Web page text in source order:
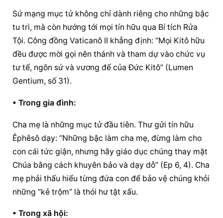
Sứ mạng mục tử không chỉ dành riêng cho những bậc
tu trì, mà còn hướng tới mọi tín hữu qua Bí tích Rửa
Tội. Công đồng Vaticanô II khẳng định: “Mọi Kitô hữu
đều được mời gọi nên thánh và tham dự vào chức vụ
tư tế, ngôn sứ và vương đế của Đức Kitô” (Lumen
Gentium, số 31).
• Trong gia đình:
Cha mẹ là những mục tử đầu tiên. Thư gửi tín hữu
Êphêsô dạy: “Những bậc làm cha mẹ, đừng làm cho
con cái tức giận, nhưng hãy giáo dục chúng thay mặt
Chúa bằng cách khuyên bảo và dạy dỗ” (Ep 6, 4). Cha
mẹ phải thấu hiểu từng đứa con để bảo vệ chúng khỏi
những “kẻ trộm” là thói hư tật xấu.
• Trong xã hội: